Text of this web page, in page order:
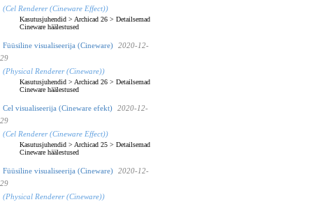
(Cel Renderer (Cineware Effect))
Kasutusjuhendid > Archicad 26 > Detailsemad
Cineware häälestused
Füüsiline visualiseerija (Cineware)
2020-12-
29
(Physical Renderer (Cineware))
Kasutusjuhendid > Archicad 26 > Detailsemad
Cineware häälestused
Cel visualiseerija (Cineware efekt)
2020-12-
29
(Cel Renderer (Cineware Effect))
Kasutusjuhendid > Archicad 25 > Detailsemad
Cineware häälestused
Füüsiline visualiseerija (Cineware)
2020-12-
29
(Physical Renderer (Cineware))